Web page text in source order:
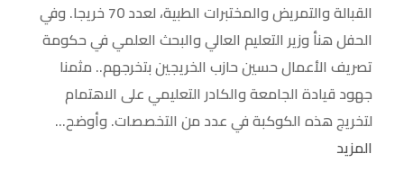
القبالة والتمريض والمختبرات الطبية، لعدد 70 خريجا. وفي
الحفل هنأ وزير التعليم العالي والبحث العلمي في حكومة
تصريف الأعمال حسين حازب الخريجين بتخرجهم.. مثمنا
جهود قيادة الجامعة والكادر التعليمي على الاهتمام
لتخريج هذه الكوكبة في عدد من التخصصات. وأوضح...
المزيد